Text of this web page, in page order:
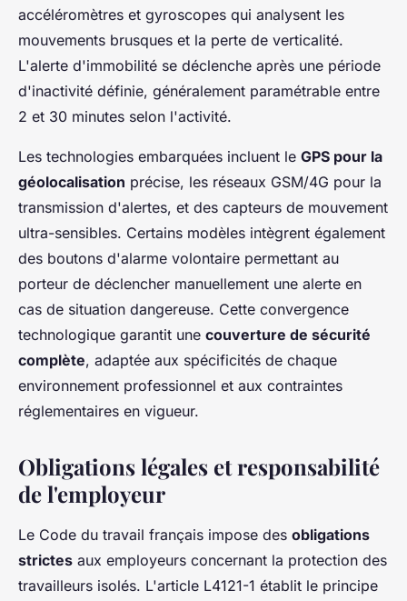
accéléromètres et gyroscopes qui analysent les
mouvements brusques et la perte de verticalité.
L'alerte d'immobilité se déclenche après une période
d'inactivité définie, généralement paramétrable entre
2 et 30 minutes selon l'activité.
Les technologies embarquées incluent le GPS pour la
géolocalisation précise, les réseaux GSM/4G pour la
transmission d'alertes, et des capteurs de mouvement
ultra-sensibles. Certains modèles intègrent également
des boutons d'alarme volontaire permettant au
porteur de déclencher manuellement une alerte en
cas de situation dangereuse. Cette convergence
technologique garantit une couverture de sécurité
complète, adaptée aux spécificités de chaque
environnement professionnel et aux contraintes
réglementaires en vigueur.
Obligations légales et responsabilité
de l'employeur
Le Code du travail français impose des obligations
strictes aux employeurs concernant la protection des
travailleurs isolés. L'article L4121-1 établit le principe